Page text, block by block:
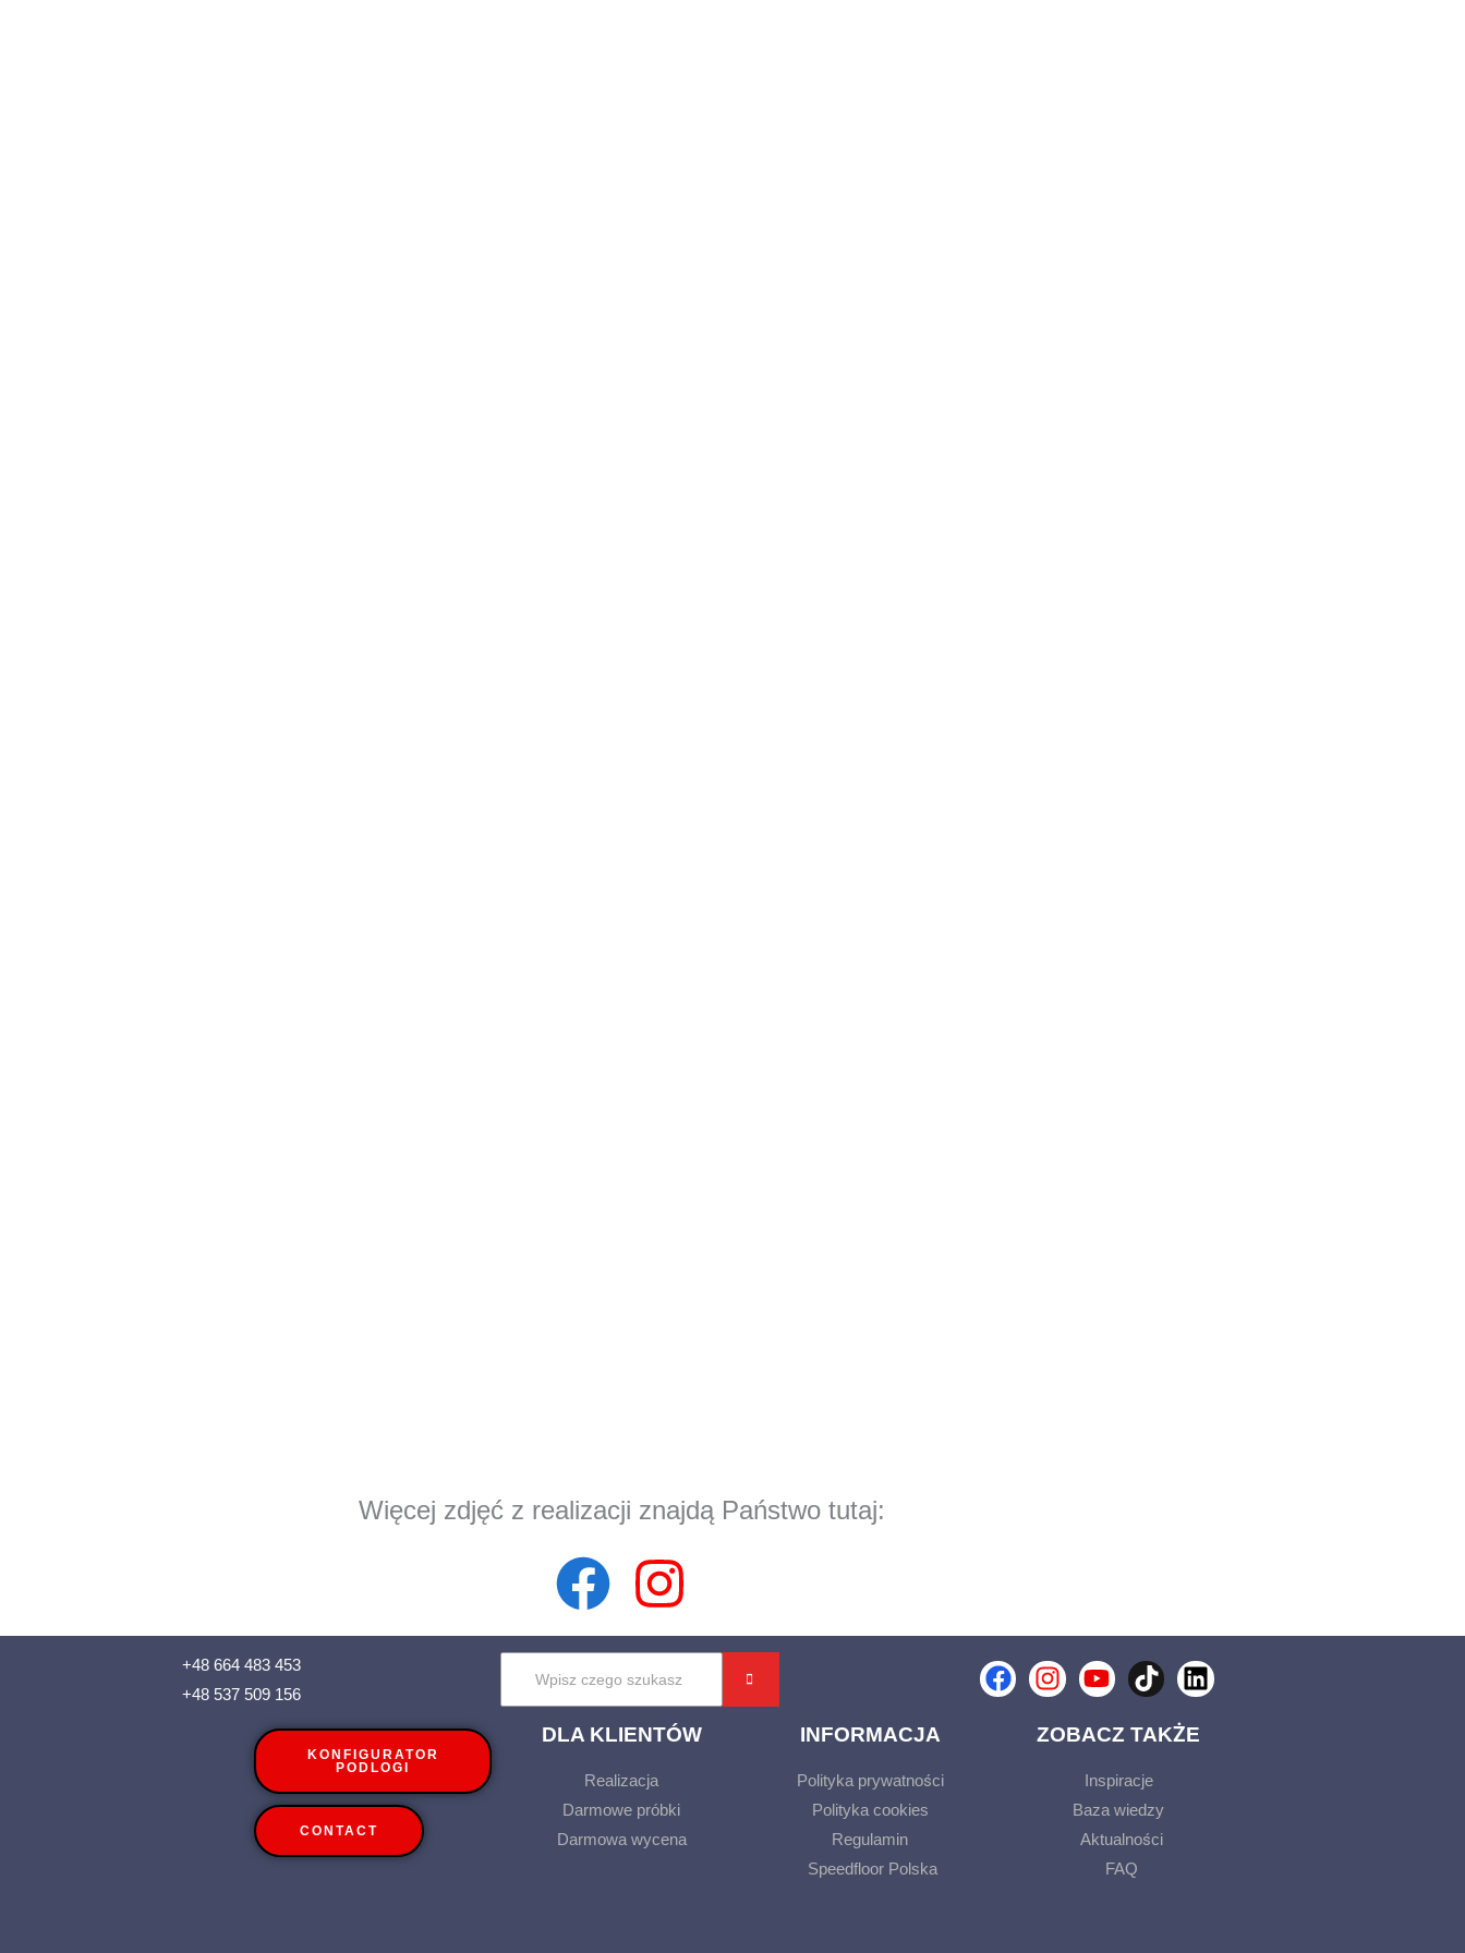
Więcej zdjęć z realizacji znajdą Państwo tutaj:
+48 664 483 453
+48 537 509 156
Facebook
Instagram
Youtube
TiktokLinkedin
KONFIGURATOR
PODLOGI
CONTACT
DLA KLIENTÓW
Realizacja
Darmowe próbki
Darmowa wycena
INFORMACJA
Polityka prywatności
Polityka cookies
Regulamin
Speedfloor Polska
ZOBACZ TAKŻE
Inspiracje
Baza wiedzy
Aktualności
FAQ